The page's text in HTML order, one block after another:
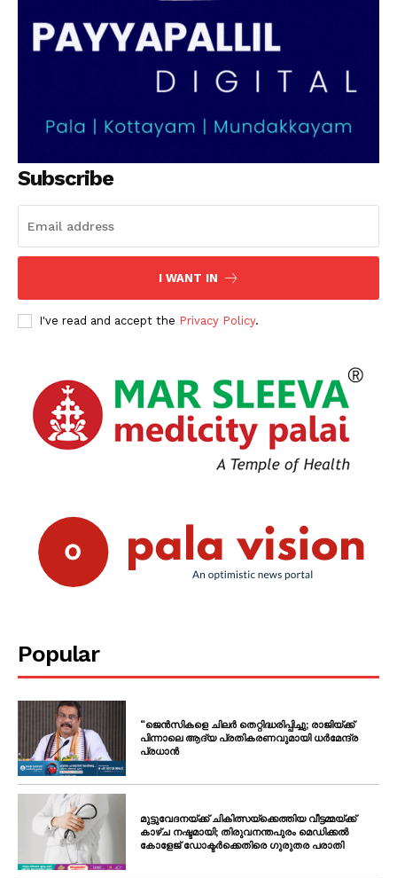
Subscribe
I WANT IN
I've read and accept the Privacy Policy.
Popular
“ജെൻസികളെ ചിലർ തെറ്റിദ്ധരിപ്പിച്ചു; രാജിയ്ക്ക്
പിന്നാലെ ആദ്യ പ്രതികരണവുമായി ധർമേന്ദ്ര
പ്രധാൻ
മുട്ടുവേദനയ്ക്ക് ചികിത്സയ്‌ക്കെത്തിയ വീട്ടമ്മയ്ക്ക്
കാഴ്ച നഷ്ടമായി; തിരുവനന്തപുരം മെഡിക്കൽ
കോളേജ് ഡോക്ടർക്കെതിരെ ഗുരുതര പരാതി